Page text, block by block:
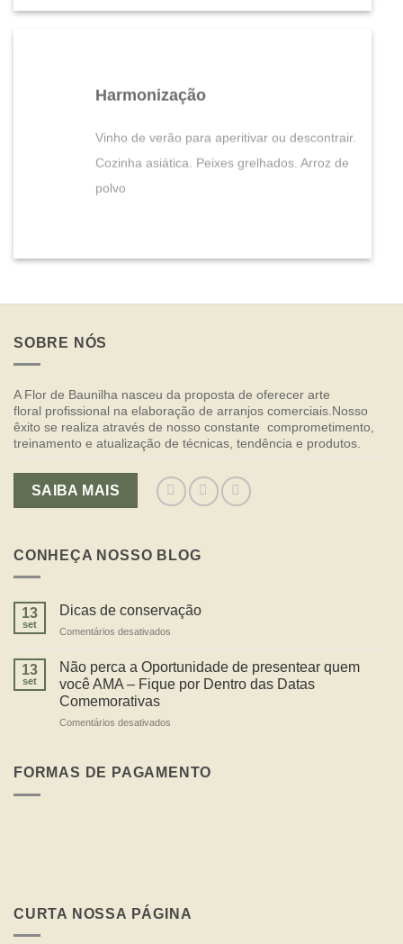
Harmonização
Vinho de verão para aperitivar ou descontrair.
Cozinha asiática. Peixes grelhados. Arroz de
polvo
SOBRE NÓS
A Flor de Baunilha nasceu da proposta de oferecer arte
floral profissional na elaboração de arranjos comerciais.Nosso
êxito se realiza através de nosso constante comprometimento,
treinamento e atualização de técnicas, tendência e produtos.
SAIBA MAIS
CONHEÇA NOSSO BLOG
13
set
Dicas de conservação
Comentários desativados
de
conservação
13
set
Não perca a Oportunidade de presentear quem
você AMA – Fique por Dentro das Datas
Comemorativas
Comentários desativados
a
Dentro
FORMAS DE PAGAMENTO
CURTA NOSSA PÁGINA